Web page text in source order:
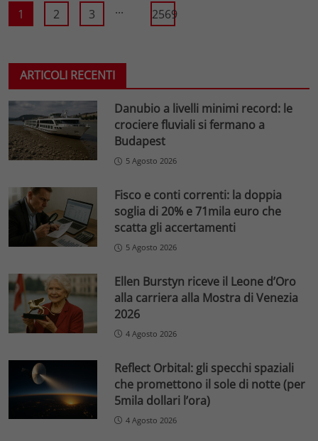
1 2 3 ... 2569
ARTICOLI RECENTI
Danubio a livelli minimi record: le
crociere fluviali si fermano a
Budapest
5 Agosto 2026
Fisco e conti correnti: la doppia
soglia di 20% e 71mila euro che
scatta gli accertamenti
5 Agosto 2026
Ellen Burstyn riceve il Leone d’Oro
alla carriera alla Mostra di Venezia
2026
4 Agosto 2026
Reflect Orbital: gli specchi spaziali
che promettono il sole di notte (per
5mila dollari l’ora)
4 Agosto 2026